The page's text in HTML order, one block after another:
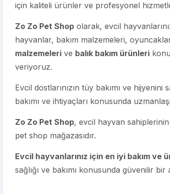
için kaliteli ürünler ve profesyonel
Zo Zo Pet Shop olarak, evcil
hayvanlar, bakım malzemeleri,
malzemeleri ve balık bakım ürünleri
veriyoruz.
Evcil dostlarınızın tüy bakımı ve hijyenini
bakımı ve ihtiyaçları konusunda
Zo Zo Pet Shop, evcil hayvan
pet shop mağazasıdır.
Evcil hayvanlarınız için en iyi bakım ve
sağlığı ve bakımı konusunda güvenilir